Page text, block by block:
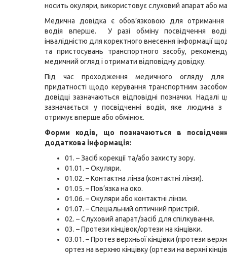
носить окуляри, використовує слуховий апарат або
Медична довідка є обов’язковою для отримання
водія вперше. У разі обміну посвідчення
інвалідністю для коректного внесення інформації
та пристосувань транспортного засобу,
медичний огляд і отримати відповідну довідку.
Під час проходження медичного огляду для
придатності щодо керування транспортним
довідці зазначаються відповідні позначки. Надалі
зазначається у посвідченні водія, яке людина з
отримує вперше або обмінює.
Форми кодів, що позначаються в
додаткова інформація:
01. – Засіб корекції та/або захисту зору.
01.01. – Окуляри.
01.02. – Контактна лінза (контактні лінзи).
01.05. – Пов’язка на око.
01.06. – Окуляри або контактні лінзи.
01.07. – Спеціальний оптичний пристрій.
02. – Слуховий апарат/засіб для спілкування.
03. – Протези кінцівок/ортези на кінцівки.
03.01. – Протез верхньої кінцівки (протези
ортез на верхню кінцівку (ортези на верхні